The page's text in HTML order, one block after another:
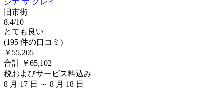
旧市街
8.4/10
とても良い
(195 件の口コミ)
￥55,205
合計 ￥65,102
税およびサービス料込み
8 月 17 日 ～ 8 月 18 日